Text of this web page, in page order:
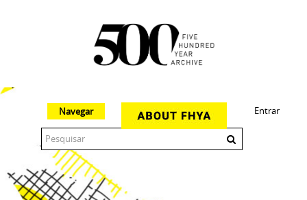
Entrar
Navegar